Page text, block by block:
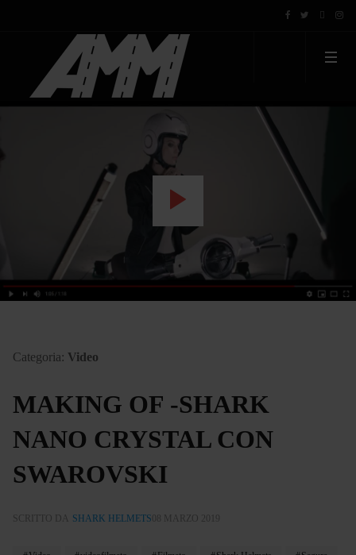
WATCH
Categoria: Video
MAKING OF -SHARK
NANO CRYSTAL CON
SWAROVSKI
SCRITTO DA SHARK HELMETS 08 MARZO 2019